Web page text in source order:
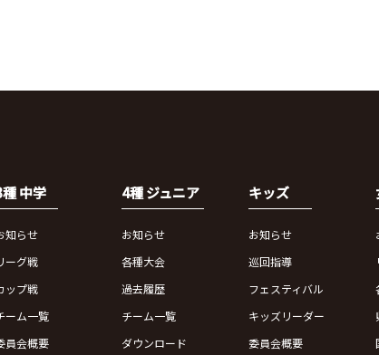
中学
知らせ
ーグ戦
ップ戦
ーム一覧
員会概要
4種 ジュニア
お知らせ
各種大会
過去履歴
チーム一覧
ダウンロード
キッズ
お知らせ
巡回指導
フェスティバル
キッズリーダー
委員会概要